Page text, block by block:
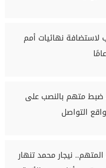
نهائيات أمم
ضبط متهم بالنصب على
التواصل
نيجار محمد تنهار